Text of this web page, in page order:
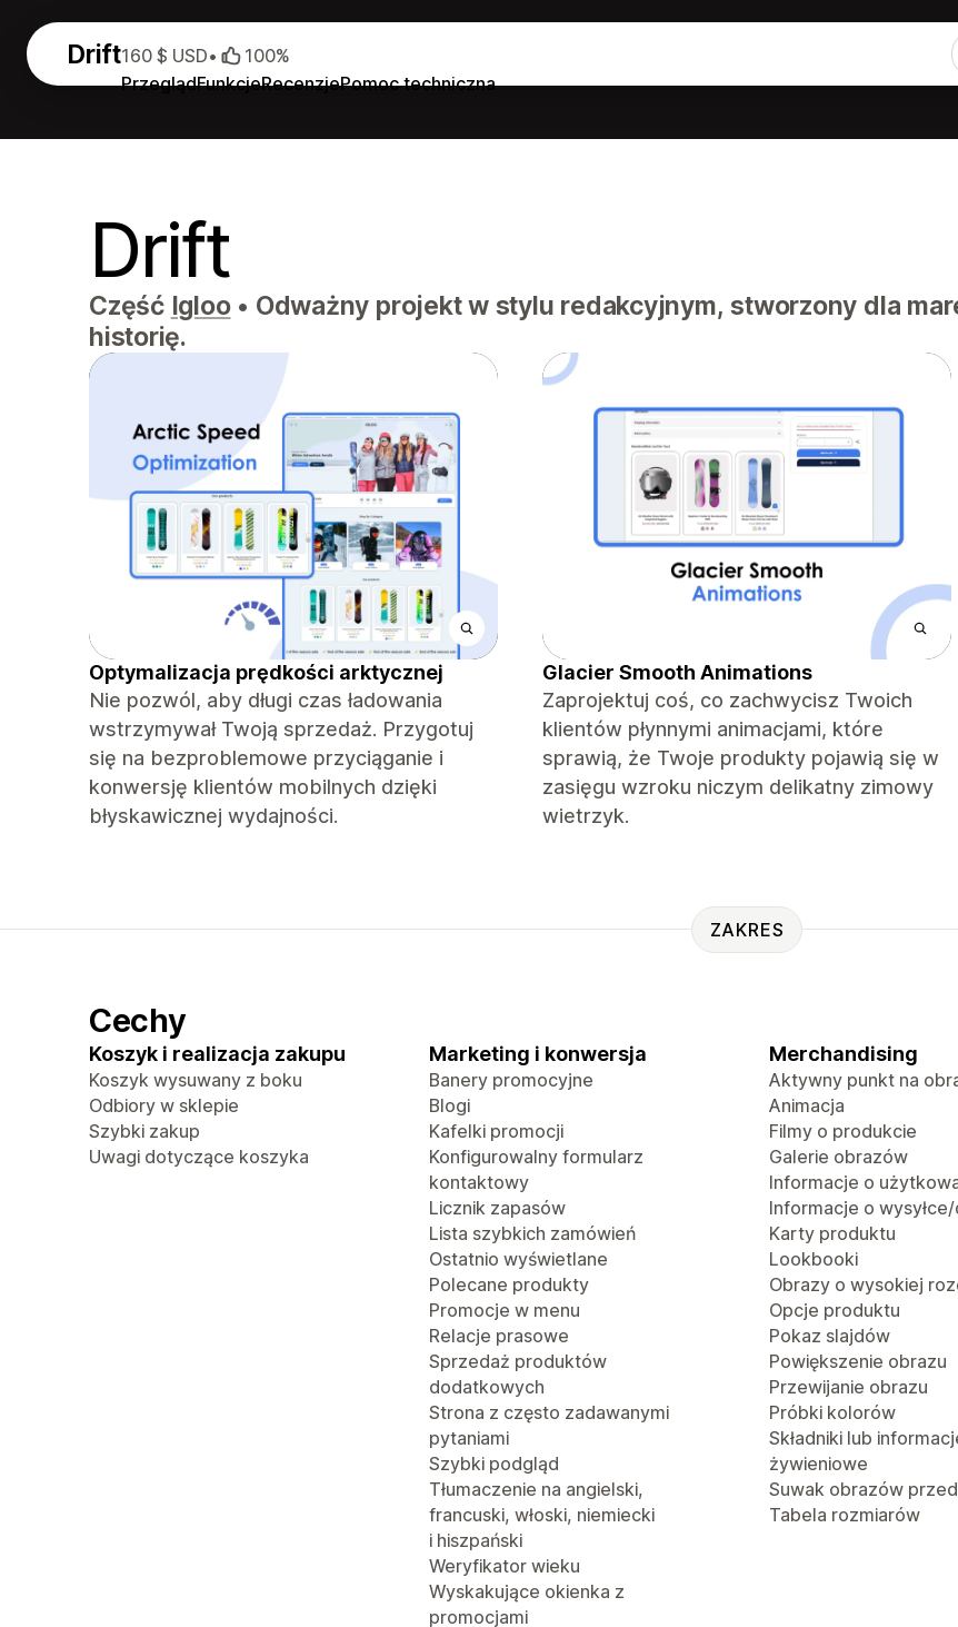
Drift
PrzeglądFunkcjeRecenzjePomoc techniczna
160 $ USD• 100%
Drift
Część Igloo • Odważny projekt w stylu redakcyjnym, stworzony dla
historię.
Optymalizacja prędkości arktycznej
Nie pozwól, aby długi czas ładowania
wstrzymywał Twoją sprzedaż. Przygotuj
się na bezproblemowe przyciąganie i
konwersję klientów mobilnych dzięki
błyskawicznej wydajności.
Glacier Smooth Animations
Zaprojektuj coś, co zachwycisz Twoich
klientów płynnymi animacjami, które
sprawią, że Twoje produkty pojawią się w
zasięgu wzroku niczym delikatny zimowy
wietrzyk.
ZAKRES
Cechy
Koszyk i realizacja zakupu
Koszyk wysuwany z boku
Odbiory w sklepie
Szybki zakup
Uwagi dotyczące koszyka
Marketing i konwersja
Banery promocyjne
Blogi
Kafelki promocji
Konfigurowalny formularz
kontaktowy
Licznik zapasów
Lista szybkich zamówień
Ostatnio wyświetlane
Polecane produkty
Promocje w menu
Relacje prasowe
Sprzedaż produktów
dodatkowych
Strona z często zadawanymi
pytaniami
Szybki podgląd
Tłumaczenie na angielski,
francuski, włoski, niemiecki
i hiszpański
Weryfikator wieku
Wyskakujące okienka z
promocjami
Merchandising
Aktywny punkt na
Animacja
Filmy o produkcie
Galerie obrazów
Informacje o
Informacje o
Karty produktu
Lookbooki
Obrazy o wysokiej
Opcje produktu
Pokaz slajdów
Powiększenie obrazu
Przewijanie obrazu
Próbki kolorów
Składniki lub
żywieniowe
Suwak obrazów
Tabela rozmiarów